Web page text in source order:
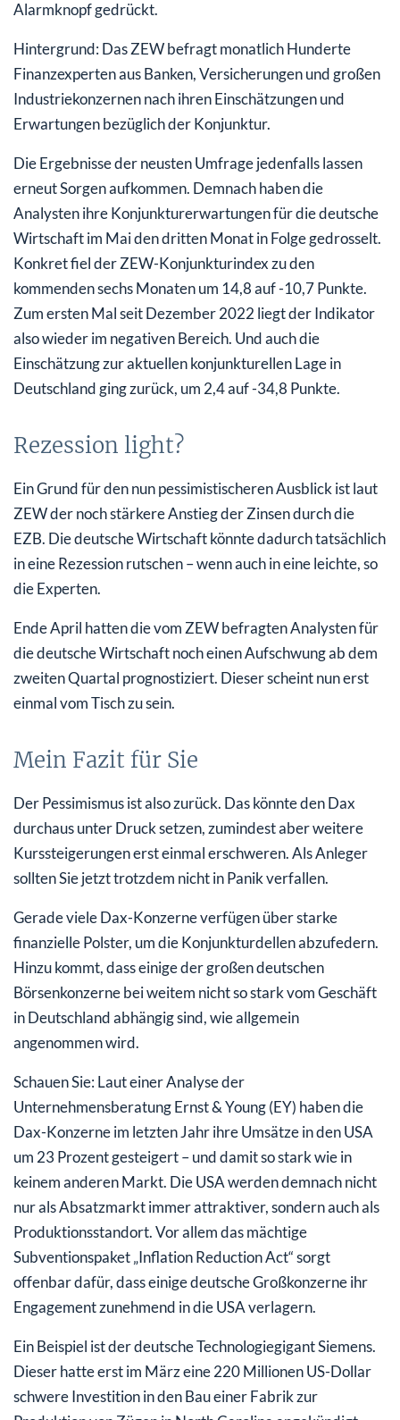
Alarmknopf gedrückt.
Hintergrund: Das ZEW befragt monatlich Hunderte
Finanzexperten aus Banken, Versicherungen und großen
Industriekonzernen nach ihren Einschätzungen und
Erwartungen bezüglich der Konjunktur.
Die Ergebnisse der neusten Umfrage jedenfalls lassen
erneut Sorgen aufkommen. Demnach haben die
Analysten ihre Konjunkturerwartungen für die deutsche
Wirtschaft im Mai den dritten Monat in Folge gedrosselt.
Konkret fiel der ZEW-Konjunkturindex zu den
kommenden sechs Monaten um 14,8 auf -10,7 Punkte.
Zum ersten Mal seit Dezember 2022 liegt der Indikator
also wieder im negativen Bereich. Und auch die
Einschätzung zur aktuellen konjunkturellen Lage in
Deutschland ging zurück, um 2,4 auf -34,8 Punkte.
Rezession light?
Ein Grund für den nun pessimistischeren Ausblick ist laut
ZEW der noch stärkere Anstieg der Zinsen durch die
EZB. Die deutsche Wirtschaft könnte dadurch tatsächlich
in eine Rezession rutschen – wenn auch in eine leichte, so
die Experten.
Ende April hatten die vom ZEW befragten Analysten für
die deutsche Wirtschaft noch einen Aufschwung ab dem
zweiten Quartal prognostiziert. Dieser scheint nun erst
einmal vom Tisch zu sein.
Mein Fazit für Sie
Der Pessimismus ist also zurück. Das könnte den Dax
durchaus unter Druck setzen, zumindest aber weitere
Kurssteigerungen erst einmal erschweren. Als Anleger
sollten Sie jetzt trotzdem nicht in Panik verfallen.
Gerade viele Dax-Konzerne verfügen über starke
finanzielle Polster, um die Konjunkturdellen abzufedern.
Hinzu kommt, dass einige der großen deutschen
Börsenkonzerne bei weitem nicht so stark vom Geschäft
in Deutschland abhängig sind, wie allgemein
angenommen wird.
Schauen Sie: Laut einer Analyse der
Unternehmensberatung Ernst & Young (EY) haben die
Dax-Konzerne im letzten Jahr ihre Umsätze in den USA
um 23 Prozent gesteigert – und damit so stark wie in
keinem anderen Markt. Die USA werden demnach nicht
nur als Absatzmarkt immer attraktiver, sondern auch als
Produktionsstandort. Vor allem das mächtige
Subventionspaket „Inflation Reduction Act“ sorgt
offenbar dafür, dass einige deutsche Großkonzerne ihr
Engagement zunehmend in die USA verlagern.
Ein Beispiel ist der deutsche Technologiegigant Siemens.
Dieser hatte erst im März eine 220 Millionen US-Dollar
schwere Investition in den Bau einer Fabrik zur